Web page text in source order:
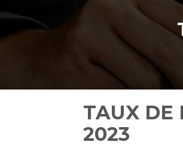
contenu
TAUX DE
2023